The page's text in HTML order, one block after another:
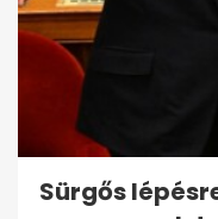
Sürgős